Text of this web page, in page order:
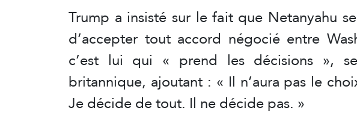
Trump a insisté sur le fait que Netanyahu
d’accepter tout accord négocié entre
c’est lui qui « prend les décisions »,
britannique, ajoutant : « Il n’aura pas le
Je décide de tout. Il ne décide pas. »